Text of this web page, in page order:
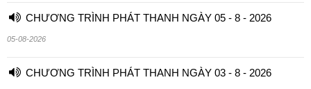
CHƯƠNG TRÌNH PHÁT THANH NGÀY 05 - 8 - 2026
05-08-2026
CHƯƠNG TRÌNH PHÁT THANH NGÀY 03 - 8 - 2026